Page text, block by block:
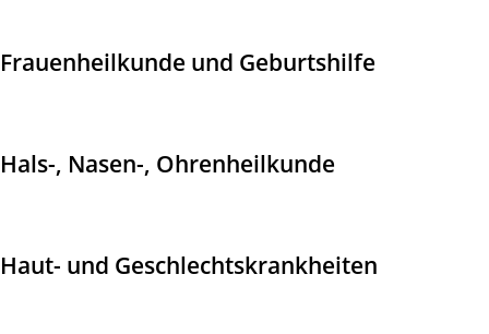
Frauenheilkunde und Geburtshilfe
Hals-, Nasen-, Ohrenheilkunde
Haut- und Geschlechtskrankheiten